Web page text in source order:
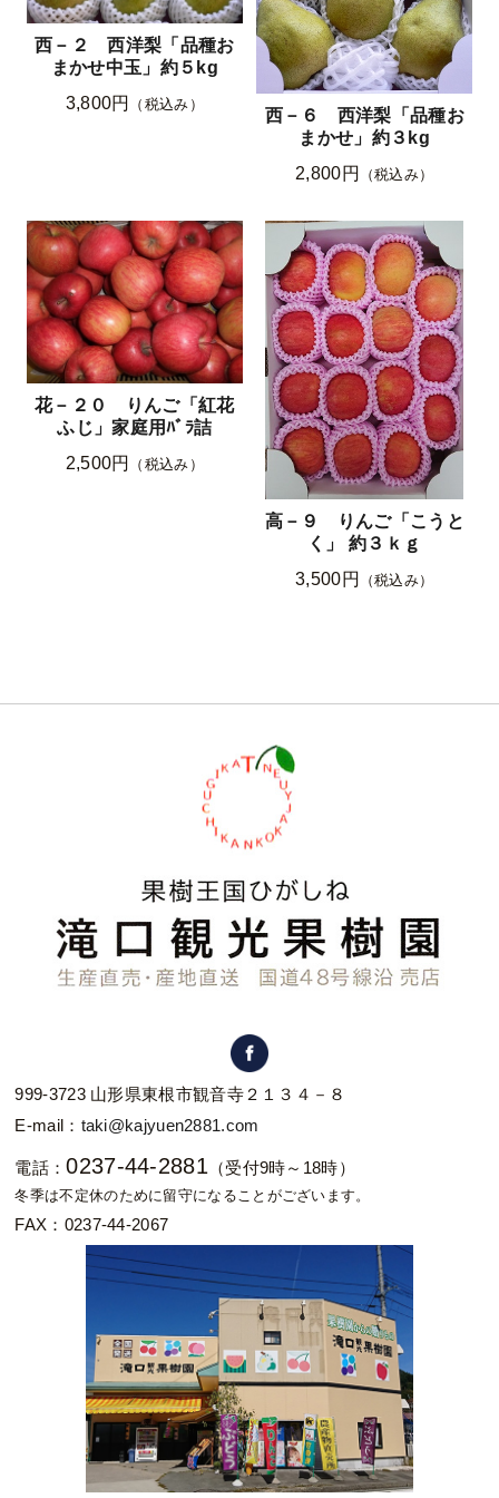
西－２ 西洋梨「品種お
まかせ中玉」約５kg
3,800円
（税込み）
西－６ 西洋梨「品種お
まかせ」約３kg
2,800円
（税込み）
花－２０ りんご「紅花
ふじ」家庭用ﾊﾞﾗ詰
2,500円
（税込み）
高－９ りんご「こうと
く」 約３ｋｇ
3,500円
（税込み）
999-3723 山形県東根市観音寺２１３４－８
E-mail： taki@kajyuen2881.com
電話：0237-44-2881（受付9時～18時）
冬季は不定休のために留守になることがございます。
FAX：0237-44-2067